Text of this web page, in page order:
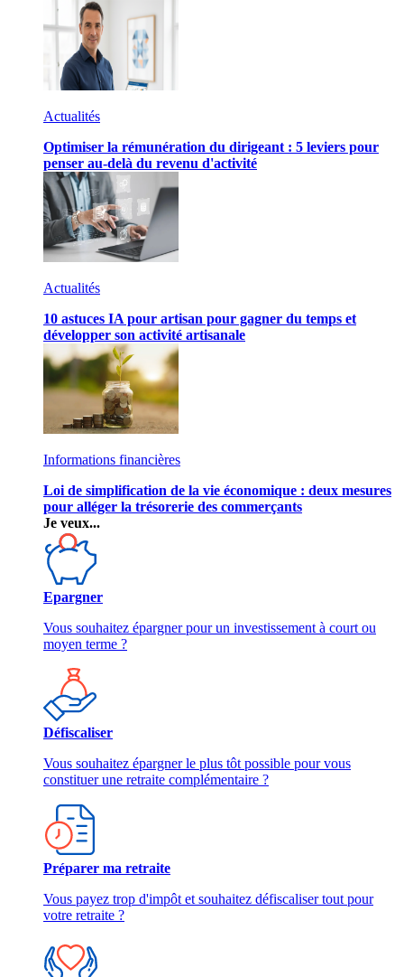
Actualités
Optimiser la rémunération du dirigeant : 5 leviers pour
penser au-delà du revenu d'activité
Actualités
10 astuces IA pour artisan pour gagner du temps et
développer son activité artisanale
Informations financières
Loi de simplification de la vie économique : deux mesures
pour alléger la trésorerie des commerçants
Je veux...
Epargner
Vous souhaitez épargner pour un investissement à court ou
moyen terme ?
Défiscaliser
Vous souhaitez épargner le plus tôt possible pour vous
constituer une retraite complémentaire ?
Préparer ma retraite
Vous payez trop d'impôt et souhaitez défiscaliser tout pour
votre retraite ?